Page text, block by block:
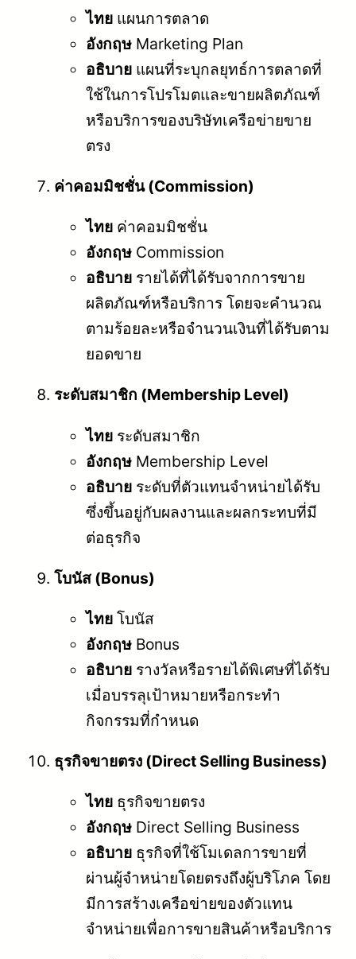
ไทย แผนการตลาด
อังกฤษ Marketing Plan
อธิบาย แผนที่ระบุกลยุทธ์การตลาดที่
ใช้ในการโปรโมตและขายผลิตภัณฑ์
หรือบริการของบริษัทเครือข่ายขาย
ตรง
ค่าคอมมิชชั่น (Commission)
ไทย ค่าคอมมิชชั่น
อังกฤษ Commission
อธิบาย รายได้ที่ได้รับจากการขาย
ผลิตภัณฑ์หรือบริการ โดยจะคำนวณ
ตามร้อยละหรือจำนวนเงินที่ได้รับตาม
ยอดขาย
ระดับสมาชิก (Membership Level)
ไทย ระดับสมาชิก
อังกฤษ Membership Level
อธิบาย ระดับที่ตัวแทนจำหน่ายได้รับ
ซึ่งขึ้นอยู่กับผลงานและผลกระทบที่มี
ต่อธุรกิจ
โบนัส (Bonus)
ไทย โบนัส
อังกฤษ Bonus
อธิบาย รางวัลหรือรายได้พิเศษที่ได้รับ
เมื่อบรรลุเป้าหมายหรือกระทำ
กิจกรรมที่กำหนด
ธุรกิจขายตรง (Direct Selling Business)
ไทย ธุรกิจขายตรง
อังกฤษ Direct Selling Business
อธิบาย ธุรกิจที่ใช้โมเดลการขายที่
ผ่านผู้จำหน่ายโดยตรงถึงผู้บริโภค โดย
มีการสร้างเครือข่ายของตัวแทน
จำหน่ายเพื่อการขายสินค้าหรือบริการ